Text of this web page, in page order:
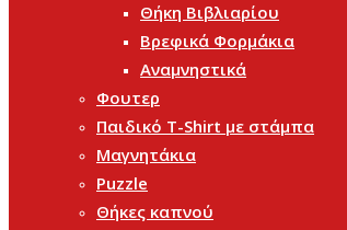
Θήκη Βιβλιαρίου
Βρεφικά Φορμάκια
Αναμνηστικά
Φουτερ
Παιδικό T-Shirt με στάμπα
Μαγνητάκια
Puzzle
Θήκες καπνού